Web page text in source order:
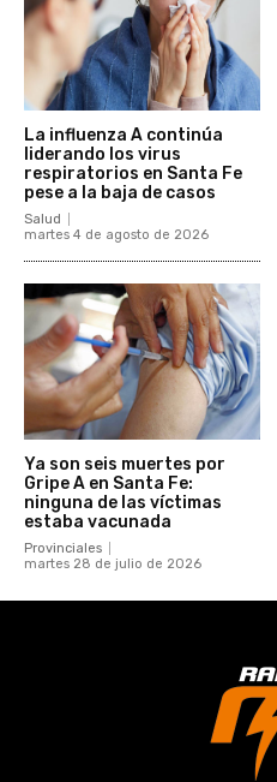
La influenza A continúa
liderando los virus
respiratorios en Santa Fe
pese a la baja de casos
Salud
martes 4 de agosto de 2026
Ya son seis muertes por
Gripe A en Santa Fe:
ninguna de las víctimas
estaba vacunada
Provinciales
martes 28 de julio de 2026